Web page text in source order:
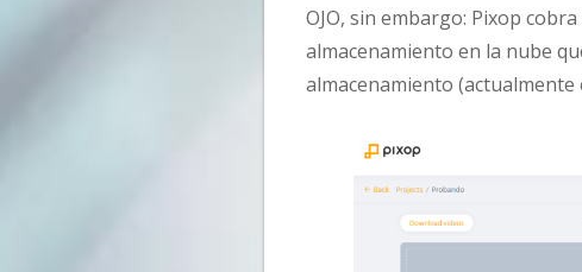
OJO, sin embargo: Pixop
almacenamiento en la nube
almacenamiento (actualmente